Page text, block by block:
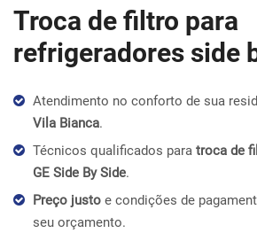
Troca de filtro para
refrigeradores side
Atendimento no conforto de sua
Vila Bianca.
Técnicos qualificados para troca de
GE Side By Side.
Preço justo e condições de
seu orçamento.